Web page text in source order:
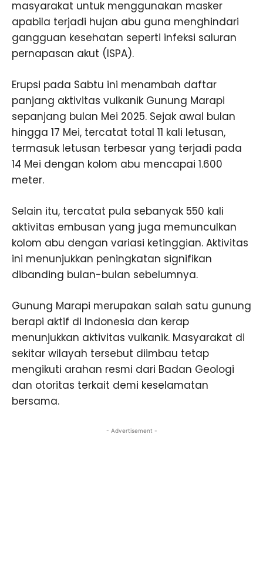
masyarakat untuk menggunakan masker
apabila terjadi hujan abu guna menghindari
gangguan kesehatan seperti infeksi saluran
pernapasan akut (ISPA).
Erupsi pada Sabtu ini menambah daftar
panjang aktivitas vulkanik Gunung Marapi
sepanjang bulan Mei 2025. Sejak awal bulan
hingga 17 Mei, tercatat total 11 kali letusan,
termasuk letusan terbesar yang terjadi pada
14 Mei dengan kolom abu mencapai 1.600
meter.
Selain itu, tercatat pula sebanyak 550 kali
aktivitas embusan yang juga memunculkan
kolom abu dengan variasi ketinggian. Aktivitas
ini menunjukkan peningkatan signifikan
dibanding bulan-bulan sebelumnya.
Gunung Marapi merupakan salah satu gunung
berapi aktif di Indonesia dan kerap
menunjukkan aktivitas vulkanik. Masyarakat di
sekitar wilayah tersebut diimbau tetap
mengikuti arahan resmi dari Badan Geologi
dan otoritas terkait demi keselamatan
bersama.
- Advertisement -